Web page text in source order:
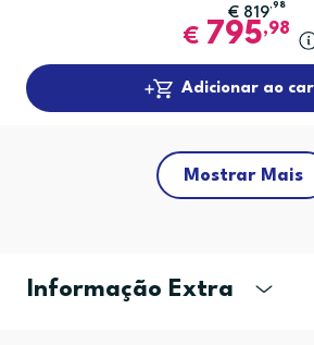
€ 819,98
€ 795,98
Adicionar ao
Mostrar Mais
Informação Extra